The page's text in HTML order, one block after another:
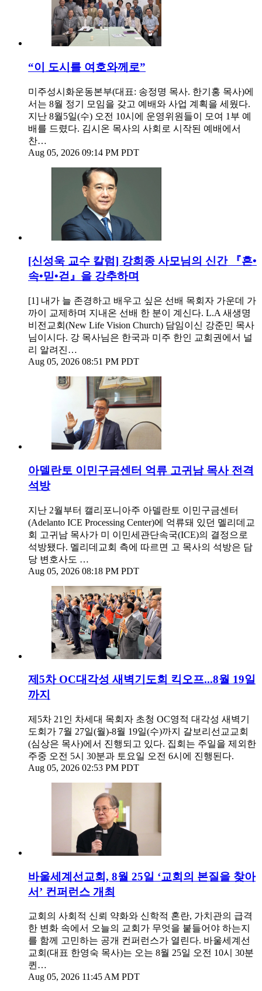
“이 도시를 여호와께로”
미주성시화운동본부(대표: 송정명 목사. 한기홍 목사)에
서는 8월 정기 모임을 갖고 예배와 사업 계획을 세웠다.
지난 8월5일(수) 오전 10시에 운영위원들이 모여 1부 예
배를 드렸다. 김시온 목사의 사회로 시작된 예배에서
찬…
Aug 05, 2026 09:14 PM PDT
[신성욱 교수 칼럼] 강희종 사모님의 신간 『흔•
속•믿•걷』을 강추하며
[1] 내가 늘 존경하고 배우고 싶은 선배 목회자 가운데 가
까이 교제하며 지내온 선배 한 분이 계신다. L.A 새생명
비전교회(New Life Vision Church) 담임이신 강준민 목사
님이시다. 강 목사님은 한국과 미주 한인 교회권에서 널
리 알려진…
Aug 05, 2026 08:51 PM PDT
아델란토 이민구금센터 억류 고귀남 목사 전격
석방
지난 2월부터 캘리포니아주 아델란토 이민구금센터
(Adelanto ICE Processing Center)에 억류돼 있던 멜리데교
회 고귀남 목사가 미 이민세관단속국(ICE)의 결정으로
석방됐다. 멜리데교회 측에 따르면 고 목사의 석방은 담
당 변호사도 …
Aug 05, 2026 08:18 PM PDT
제5차 OC대각성 새벽기도회 킥오프...8월 19일
까지
제5차 21인 차세대 목회자 초청 OC영적 대각성 새벽기
도회가 7월 27일(월)-8월 19일(수)까지 갈보리선교교회
(심상은 목사)에서 진행되고 있다. 집회는 주일을 제외한
주중 오전 5시 30분과 토요일 오전 6시에 진행된다.
Aug 05, 2026 02:53 PM PDT
바울세계선교회, 8월 25일 ‘교회의 본질을 찾아
서’ 컨퍼런스 개최
교회의 사회적 신뢰 약화와 신학적 혼란, 가치관의 급격
한 변화 속에서 오늘의 교회가 무엇을 붙들어야 하는지
를 함께 고민하는 공개 컨퍼런스가 열린다. 바울세계선
교회(대표 한영숙 목사)는 오는 8월 25일 오전 10시 30분
퀸…
Aug 05, 2026 11:45 AM PDT